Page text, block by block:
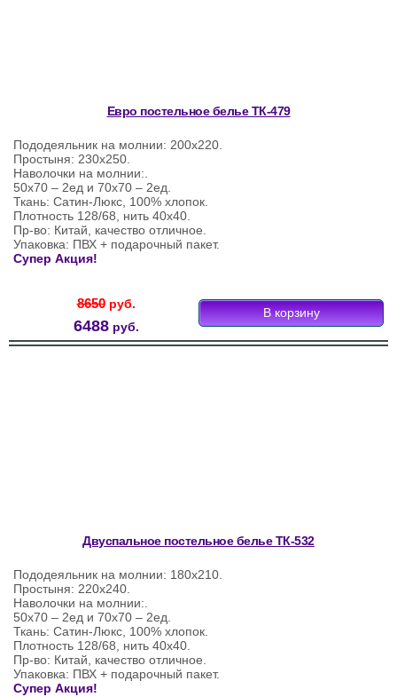
Евро постельное белье ТК-479
Пододеяльник на молнии: 200х220.
Простыня: 230х250.
Наволочки на молнии:.
50х70 – 2ед и 70х70 – 2ед.
Ткань: Сатин-Люкс, 100% хлопок.
Плотность 128/68, нить 40х40.
Пр-во: Китай, качество отличное.
Упаковка: ПВХ + подарочный пакет.
Супер Акция!
8650руб.
6488руб.
Двуспальное постельное белье ТК-532
Пододеяльник на молнии: 180х210.
Простыня: 220х240.
Наволочки на молнии:.
50х70 – 2ед и 70х70 – 2ед.
Ткань: Сатин-Люкс, 100% хлопок.
Плотность 128/68, нить 40х40.
Пр-во: Китай, качество отличное.
Упаковка: ПВХ + подарочный пакет.
Супер Акция!